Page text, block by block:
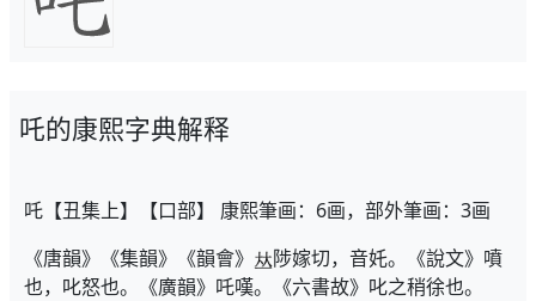
吒的康熙字典解释
吒【丑集上】【口部】 康熙筆画：6画，部外筆画：3画
《唐韻》《集韻》《韻會》
陟嫁切，音奼。《說文》噴
也，叱怒也。《廣韻》吒嘆。《六書故》叱之稍徐也。